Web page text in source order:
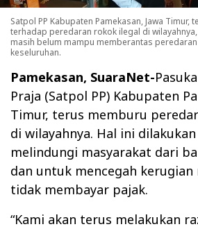
Satpol PP Kabupaten Pamekasan, Jawa Timur,
terhadap peredaran rokok ilegal di
masih belum mampu memberantas
keseluruhan.
Pamekasan, SuaraNet-
Praja (Satpol PP) Kabupaten
Timur, terus memburu
di wilayahnya. Hal ini
melindungi masyarakat dari
dan untuk mencegah
tidak membayar pajak.
“Kami akan terus melakukan